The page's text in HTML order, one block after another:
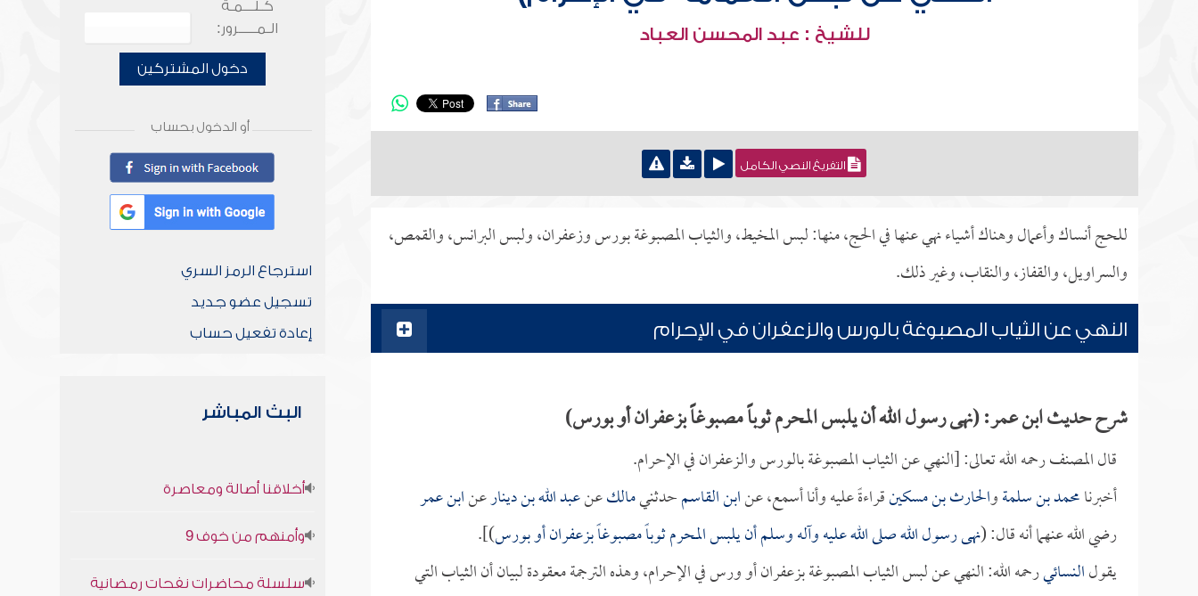
للشيخ : عبد المحسن العباد
التفريغ النصي الكامل
للحج أنساك وأعمال وهناك أشياء نهي عنها في الحج، منها: لبس المخيط، والثياب المصبوغة بورس وزعفران، ولبس البرانس، والقمص،
والسراويل، والقفاز، والنقاب، وغير ذلك.
النهي عن الثياب المصبوغة بالورس والزعفران في الإحرام
شرح حديث ابن عمر: (نهى رسول الله أن يلبس المحرم ثوباً مصبوغاً بزعفران أو بورس)
قال المصنف رحمه الله تعالى: [النهي عن الثياب المصبوغة بالورس والزعفران في الإحرام.
أخبرنامحمد بن سلمةوالحارث بن مسكينقراءةً عليه وأنا أسمع، عنابن القاسمحدثنيمالكعنعبد الله بن دينارعنابن عمر
رضي الله عنهما أنه قال: (نهى رسول الله صلى الله عليه وآله وسلم أن يلبس المحرم ثوباً مصبوغاً بزعفران أو بورس)].
يقولالنسائيرحمه الله: النهي عن لبس الثياب المصبوغة بزعفران أو ورس في الإحرام، وهذه الترجمة معقودة لبيان أن الثياب التي
كـلـــمـة
الـمـــــرور:
دخول المشتركين
أو الدخول بحساب
استرجاع الرمز السري
تسجيل عضو جديد
إعادة تفعيل حساب
البث المباشر
أخلاقنا أصالة ومعاصرة
وأمنهم من خوف 9
سلسلة محاضرات نفحات رمضانية